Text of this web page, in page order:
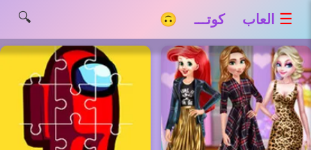
☰ العاب كوتـــ 🙃 🔍